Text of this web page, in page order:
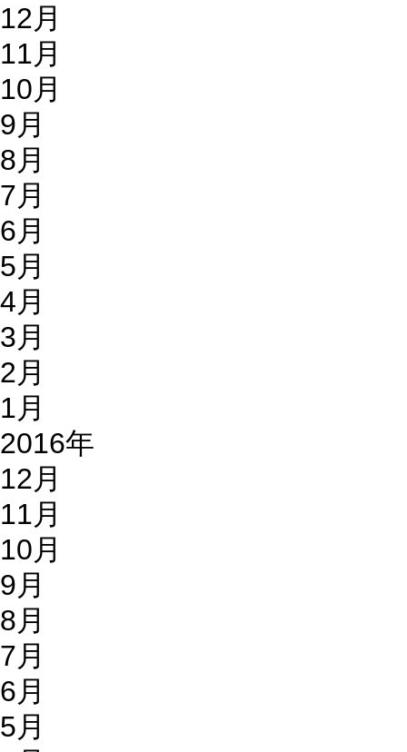
12月
11月
10月
9月
8月
7月
6月
5月
4月
3月
2月
1月
2016年
12月
11月
10月
9月
8月
7月
6月
5月